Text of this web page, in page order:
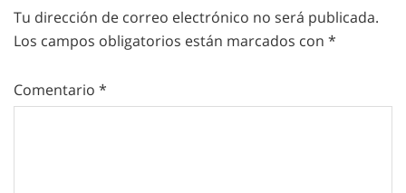
Tu dirección de correo electrónico no será publicada.
Los campos obligatorios están marcados con *
Comentario *